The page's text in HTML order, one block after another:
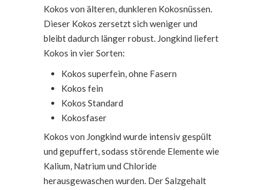
Kokos von älteren, dunkleren Kokosnüssen.
Dieser Kokos zersetzt sich weniger und
bleibt dadurch länger robust. Jongkind liefert
Kokos in vier Sorten:
Kokos superfein, ohne Fasern
Kokos fein
Kokos Standard
Kokosfaser
Kokos von Jongkind wurde intensiv gespült
und gepuffert, sodass störende Elemente wie
Kalium, Natrium und Chloride
herausgewaschen wurden. Der Salzgehalt